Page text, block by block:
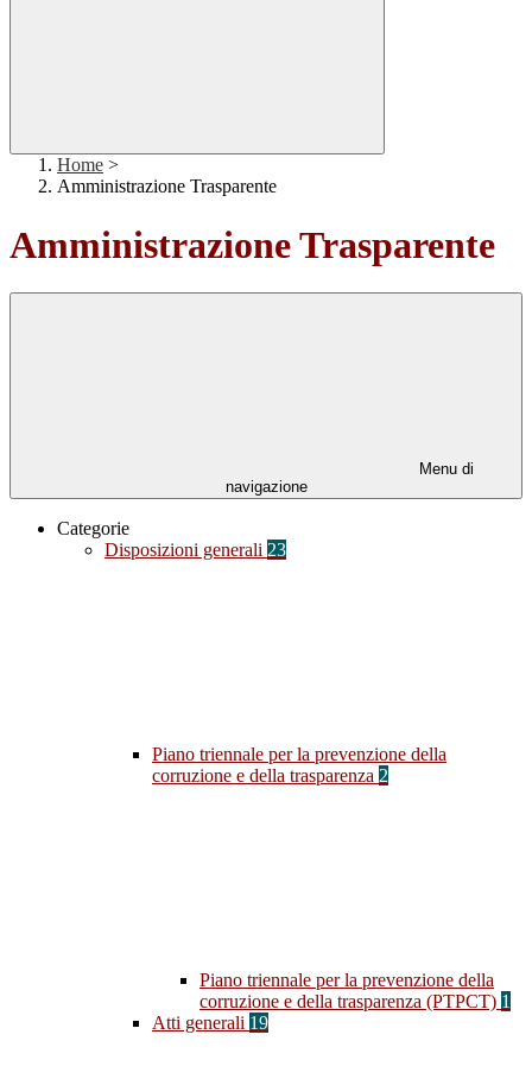
Home >
Amministrazione Trasparente
Amministrazione Trasparente
Menu di
navigazione
Categorie
Disposizioni generali 23
Piano triennale per la prevenzione della
corruzione e della trasparenza 2
Piano triennale per la prevenzione della
corruzione e della trasparenza (PTPCT) 1
Atti generali 19